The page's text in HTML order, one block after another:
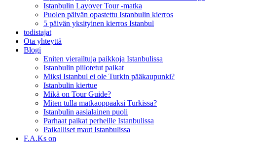
Istanbulin Layover Tour -matka
Puolen päivän opastettu Istanbulin kierros
5 päivän yksityinen kierros Istanbul
todistajat
Ota yhteyttä
Blogi
Eniten vierailtuja paikkoja Istanbulissa
Istanbulin piilotetut paikat
Miksi Istanbul ei ole Turkin pääkaupunki?
Istanbulin kiertue
Mikä on Tour Guide?
Miten tulla matkaoppaaksi Turkissa?
Istanbulin aasialainen puoli
Parhaat paikat perheille Istanbulissa
Paikalliset maut Istanbulissa
F.A.Ks on